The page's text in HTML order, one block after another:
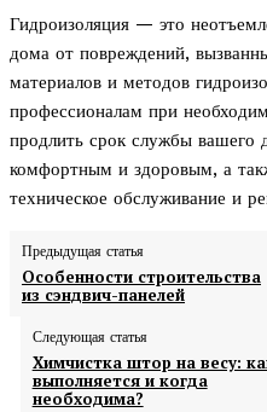
Гидроизоляция — это
дома от повреждений,
материалов и методов
профессионалам при
продлить срок службы вашего
комфортным и здоровым, а
техническое обслуживание и
Предыдущая статья
Особенности строительства
из сэндвич-панелей
Следующая статья
Химчистка штор на весу:
выполняется и когда
необходима?